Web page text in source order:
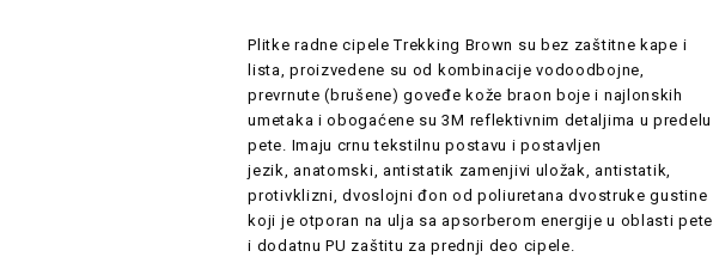
Plitke radne cipele Trekking Brown su bez zaštitne kape i
lista, proizvedene su od kombinacije vodoodbojne,
prevrnute (brušene) goveđe kože braon boje i najlonskih
umetaka i obogaćene su 3M reflektivnim detaljima u predelu
pete. Imaju crnu tekstilnu postavu i postavljen
jezik, anatomski, antistatik zamenjivi uložak, antistatik,
protivklizni, dvoslojni đon od poliuretana dvostruke gustine
koji je otporan na ulja sa apsorberom energije u oblasti pete
i dodatnu PU zaštitu za prednji deo cipele.